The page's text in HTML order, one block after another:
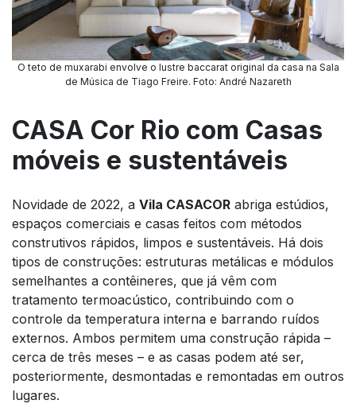
O teto de muxarabi envolve o lustre baccarat original da casa na Sala
de Música de Tiago Freire. Foto: André Nazareth
CASA Cor Rio com Casas
móveis e sustentáveis
Novidade de 2022, a Vila CASACOR abriga estúdios,
espaços comerciais e casas feitos com métodos
construtivos rápidos, limpos e sustentáveis. Há dois
tipos de construções: estruturas metálicas e módulos
semelhantes a contêineres, que já vêm com
tratamento termoacústico, contribuindo com o
controle da temperatura interna e barrando ruídos
externos. Ambos permitem uma construção rápida –
cerca de três meses – e as casas podem até ser,
posteriormente, desmontadas e remontadas em outros
lugares.